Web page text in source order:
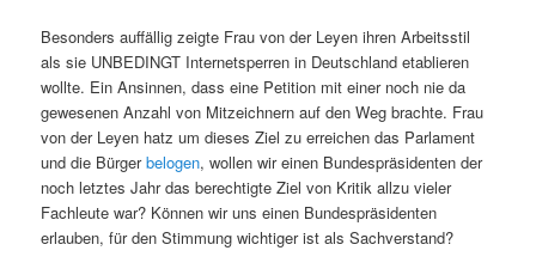
Besonders auffällig zeigte Frau von der Leyen ihren Arbeitsstil
als sie UNBEDINGT Internetsperren in Deutschland etablieren
wollte. Ein Ansinnen, dass eine Petition mit einer noch nie da
gewesenen Anzahl von Mitzeichnern auf den Weg brachte. Frau
von der Leyen hatz um dieses Ziel zu erreichen das Parlament
und die Bürgerbelogen, wollen wir einen Bundespräsidenten der
noch letztes Jahr das berechtigte Ziel von Kritik allzu vieler
Fachleute war? Können wir uns einen Bundespräsidenten
erlauben, für den Stimmung wichtiger ist als Sachverstand?